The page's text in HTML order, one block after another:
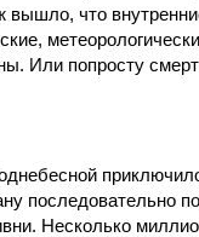
вышло, что
Или попросту
последовательно
Несколько